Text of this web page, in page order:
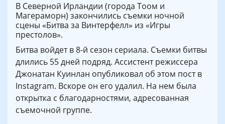
В Северной Ирландии (города Тоом и
Магераморн) закончились съемки ночной
сцены «Битва за Винтерфелл» из «Игры
престолов».
Битва войдет в 8-й сезон сериала. Съемки битвы
длились 55 дней подряд. Ассистент режиссера
Джонатан Куинлан опубликовал об этом пост в
Instagram. Вскоре он его удалил. На нем была
открытка с благодарностями, адресованная
съемочной группе.